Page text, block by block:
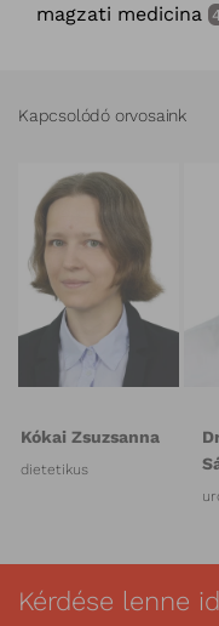
magzati medicina
Kapcsolódó orvosaink
Kókai Zsuzsanna
dietetikus
Kérdése lenne